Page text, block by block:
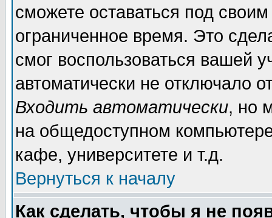
сможете оставаться под
ограниченное время. Это
смог воспользоваться вашей
автоматически не отключало
Входить автоматически, но
на общедоступном
кафе, университете и т.д.
Вернуться к началу
Как сделать, чтобы я не